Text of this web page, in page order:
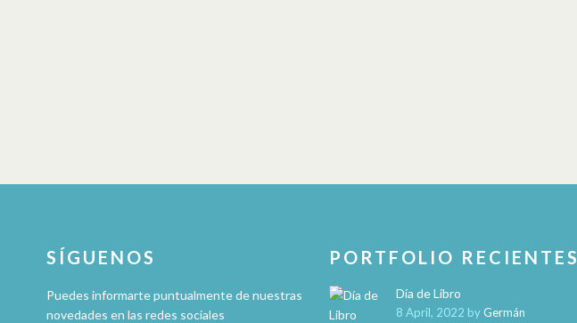
SÍGUENOS
Puedes informarte puntualmente de nuestras
novedades en las redes sociales
PORTFOLIO RECIENTES
Día de Libro
8 April, 2022 byGermán